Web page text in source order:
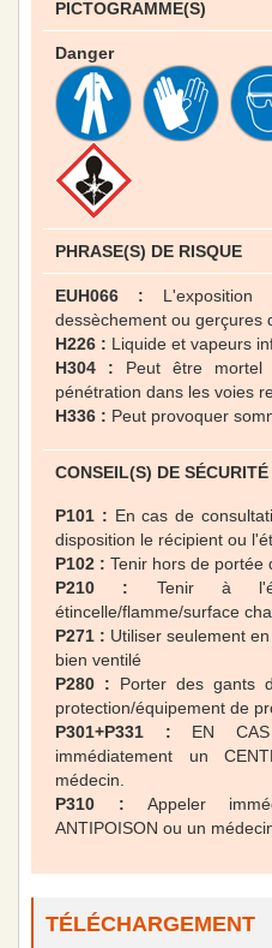
PICTOGRAMME(S)
Danger
PHRASE(S) DE RISQUE
EUH066 : L'exposition
dessèchement ou gerçures
H226 : Liquide et vapeurs
H304 : Peut être
pénétration dans les voies
H336 : Peut provoquer
CONSEIL(S) DE SÉCURITÉ
P101 : En cas de
disposition le récipient ou
P102 : Tenir hors de portée
P210 : Tenir à
étincelle/flamme/surface
P271 : Utiliser seulement
bien ventilé
P280 : Porter des gants
protection/équipement de
P301+P331 : EN CAS
immédiatement un
médecin.
P310 : Appeler
ANTIPOISON ou un
TÉLÉCHARGEMENT